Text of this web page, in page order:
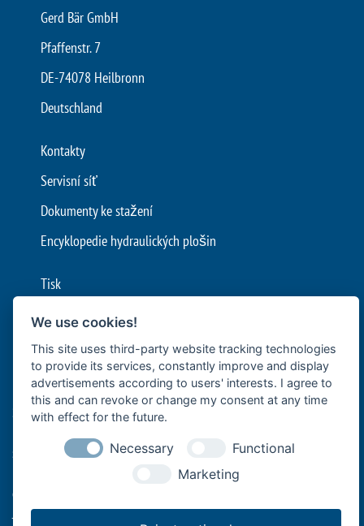
Gerd Bär GmbH
Pfaffenstr. 7
DE-74078 Heilbronn
Deutschland
Kontakty
Servisní síť
Dokumenty ke stažení
Encyklopedie hydraulických plošin
Tisk
VOP
Ochrana údajů
Nastavení cookies
Společnost Bär Cargolift je předním evropským výrobcem
sídlem v německém Heilbronnu. Tato rodinná společnost s více
než 40 lety zkušeností je špičkovým dodavatelem a lídrem v
oblasti inovací pro efektivní přepravu zboží užitkovými vozidly.
Její zdvihací systémy na zadní části vozidel podporují profesionální
We use cookies!
This site uses third-party website tracking technologies
to provide its services, constantly improve and display
advertisements according to users' interests. I agree to
this and can revoke or change my consent at any time
with effect for the future.
Necessary
Functional
Marketing